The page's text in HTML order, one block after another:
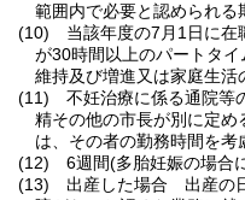
範囲内で必要と認められる
(10)
当該年度の7月1日に在
が30時間以上のパートタ
維持及び増進又は家庭生
(11)
不妊治療に係る通院等
精その他の市長が別に定
は、その者の勤務時間を
(12)
6週間(多胎妊娠の場合
(13)
出産した場合 出産の